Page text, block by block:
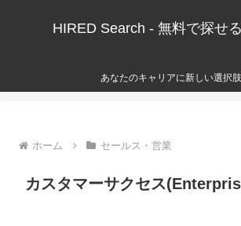
HIRED Search - 無料で探せ
あなたのキャリアに新しい選択
ホーム セールス・営業
カスタマーサクセス